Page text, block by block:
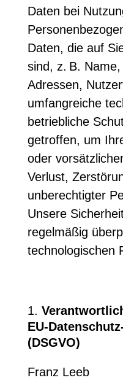
Daten bei
Daten, die auf
sind, z. B.
Adressen,
umfangreiche
betriebliche
getroffen, um
oder
Verlust,
unberechtigter
Unsere
regelmäßig
technologischen
EU-
(DSGVO)
Franz Leeb